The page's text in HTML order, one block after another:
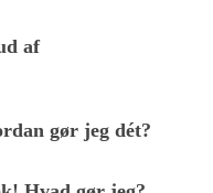
af
gør jeg dét?